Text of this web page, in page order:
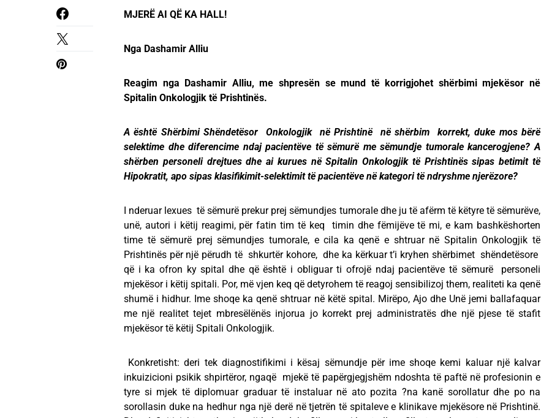
MJERË AI QË KA HALL!
Nga Dashamir Alliu
Reagim nga Dashamir Alliu, me shpresën se mund të korrigjohet shërbimi mjekësor në
Spitalin Onkologjik të Prishtinës.
A është Shërbimi Shëndetësor Onkologjik në Prishtinë në shërbim korrekt, duke mos bërë
selektime dhe diferencime ndaj pacientëve të sëmurë me sëmundje tumorale kancerogjene? A
shërben personeli drejtues dhe ai kurues në Spitalin Onkologjik të Prishtinës sipas betimit të
Hipokratit, apo sipas klasifikimit-selektimit të pacientëve në kategori të ndryshme njerëzore?
I nderuar lexues të sëmurë prekur prej sëmundjes tumorale dhe ju të afërm të këtyre të sëmurëve,
unë, autori i këtij reagimi, për fatin tim të keq timin dhe fëmijëve të mi, e kam bashkëshorten
time të sëmurë prej sëmundjes tumorale, e cila ka qenë e shtruar në Spitalin Onkologjik të
Prishtinës për një përudh të shkurtër kohore, dhe ka kërkuar t’i kryhen shërbimet shëndetësore
që i ka ofron ky spital dhe që është i obliguar ti ofrojë ndaj pacientëve të sëmurë personeli
mjekësor i këtij spitali. Por, më vjen keq që detyrohem të reagoj sensibilizoj them, realiteti ka qenë
shumë i hidhur. Ime shoqe ka qenë shtruar në këtë spital. Mirëpo, Ajo dhe Unë jemi ballafaquar
me një realitet tejet mbresëlënës injorua jo korrekt prej administratës dhe një pjese të stafit
mjekësor të këtij Spitali Onkologjik.
Konkretisht: deri tek diagnostifikimi i kësaj sëmundje për ime shoqe kemi kaluar një kalvar
inkuizicioni psikik shpirtëror, ngaqë mjekë të papërgjegjshëm ndoshta të paftë në profesionin e
tyre si mjek të diplomuar graduar të instaluar në ato pozita ?na kanë sorollatur dhe po na
sorollasin duke na hedhur nga një derë në tjetrën të spitaleve e klinikave mjekësore në Prishtinë.